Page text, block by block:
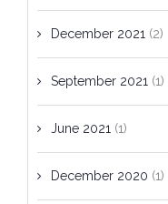
December 2021 (2)
September 2021 (1)
June 2021 (1)
December 2020 (1)